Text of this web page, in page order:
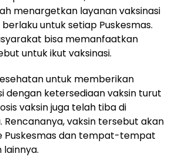
menargetkan layanan vaksinasi
berlaku untuk setiap Puskesmas.
bisa memanfaatkan
untuk ikut vaksinasi.
untuk memberikan
dengan ketersediaan vaksin turut
vaksin juga telah tiba di
Rencananya, vaksin tersebut akan
Puskesmas dan tempat-tempat
lainnya.